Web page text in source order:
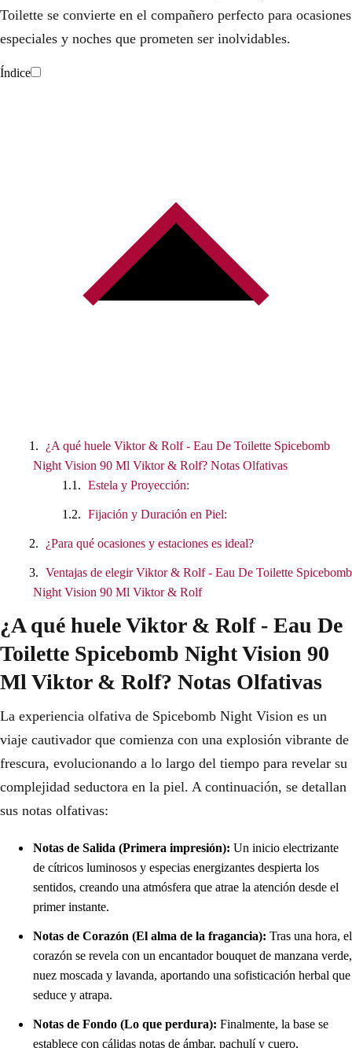
Toilette se convierte en el compañero perfecto para ocasiones
especiales y noches que prometen ser inolvidables.
Índice
¿A qué huele Viktor & Rolf - Eau De Toilette Spicebomb
Night Vision 90 Ml Viktor & Rolf? Notas Olfativas
Estela y Proyección:
Fijación y Duración en Piel:
¿Para qué ocasiones y estaciones es ideal?
Ventajas de elegir Viktor & Rolf - Eau De Toilette Spicebomb
Night Vision 90 Ml Viktor & Rolf
¿A qué huele Viktor & Rolf - Eau De
Toilette Spicebomb Night Vision 90
Ml Viktor & Rolf? Notas Olfativas
La experiencia olfativa de Spicebomb Night Vision es un
viaje cautivador que comienza con una explosión vibrante de
frescura, evolucionando a lo largo del tiempo para revelar su
complejidad seductora en la piel. A continuación, se detallan
sus notas olfativas:
Notas de Salida (Primera impresión): Un inicio electrizante
de cítricos luminosos y especias energizantes despierta los
sentidos, creando una atmósfera que atrae la atención desde el
primer instante.
Notas de Corazón (El alma de la fragancia): Tras una hora, el
corazón se revela con un encantador bouquet de manzana verde,
nuez moscada y lavanda, aportando una sofisticación herbal que
seduce y atrapa.
Notas de Fondo (Lo que perdura): Finalmente, la base se
establece con cálidas notas de ámbar, pachulí y cuero,